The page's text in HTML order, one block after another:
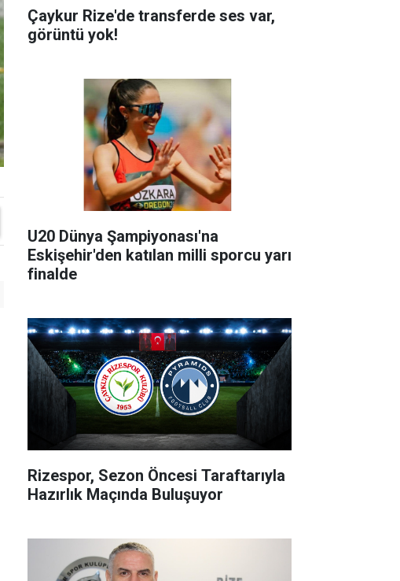
Çaykur Rize'de transferde ses var,
görüntü yok!
U20 Dünya Şampiyonası'na
Eskişehir'den katılan milli sporcu yarı
finalde
Rizespor, Sezon Öncesi Taraftarıyla
Hazırlık Maçında Buluşuyor